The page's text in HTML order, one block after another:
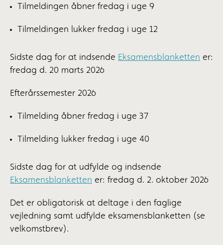
Tilmeldingen åbner fredag i uge 9
Tilmeldingen lukker fredag i uge 12
Sidste dag for at indsende Eksamensblanketten er:
fredag d. 20 marts 2026
Efterårssemester 2026
Tilmelding åbner fredag i uge 37
Tilmelding lukker fredag i uge 40
Sidste dag for at udfylde og indsende
Eksamensblanketten er: fredag d. 2. oktober 2026
Det er obligatorisk at deltage i den faglige
vejledning samt udfylde eksamensblanketten (se
velkomstbrev).